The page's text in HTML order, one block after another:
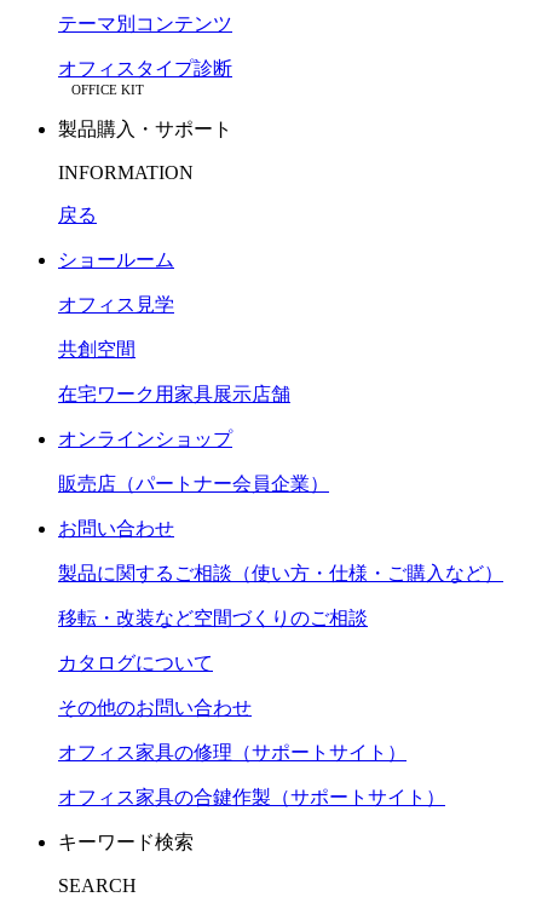
テーマ別コンテンツ
オフィスタイプ診断
OFFICE KIT
製品購入・サポート
INFORMATION
戻る
ショールーム
オフィス見学
共創空間
在宅ワーク用家具展示店舗
オンラインショップ
販売店（パートナー会員企業）
お問い合わせ
製品に関するご相談（使い方・仕様・ご購入など）
移転・改装など空間づくりのご相談
カタログについて
その他のお問い合わせ
オフィス家具の修理（サポートサイト）
オフィス家具の合鍵作製（サポートサイト）
キーワード検索
SEARCH